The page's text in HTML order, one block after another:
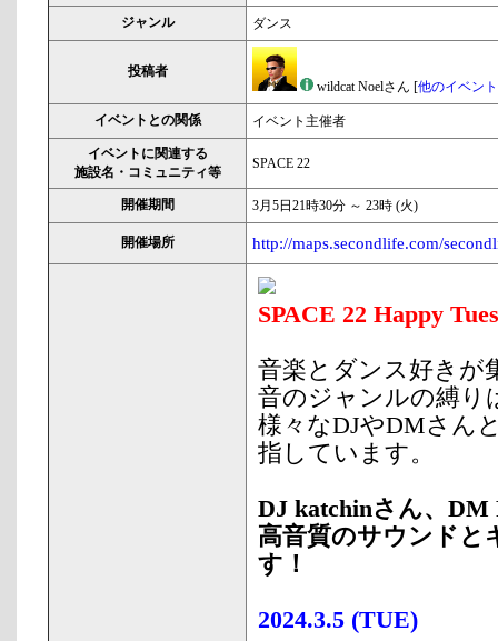
ジャンル ダンス
投稿者
wildcat Noelさん [他のイベント
イベントとの関係 イベント主催者
イベントに関連する
施設名・コミュニティ等
SPACE 22
開催期間 3月5日21時30分 ～ 23時 (火)
開催場所 http://maps.secondlife.com/
SPACE 22 Happy
音楽とダンス好きが
音のジャンルの縛り
様々なDJやDMさん
指しています。
DJ katchinさん、DM
高音質のサウンドと
す！
2024.3.5 (TUE)